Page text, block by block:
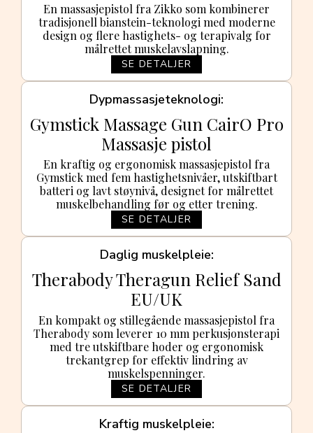
En massasjepistol fra Zikko som kombinerer
tradisjonell bianstein-teknologi med moderne
design og flere hastighets- og terapivalg for
målrettet muskelavslapning.
SE DETALJER
Dypmassasjeteknologi
Gymstick Massage Gun CairO Pro
Massasje pistol
En kraftig og ergonomisk massasjepistol fra
Gymstick med fem hastighetsnivåer, utskiftbart
batteri og lavt støynivå, designet for målrettet
muskelbehandling før og etter trening.
SE DETALJER
Daglig muskelpleie
Therabody Theragun Relief Sand
EU/UK
En kompakt og stillegående massasjepistol fra
Therabody som leverer 10 mm perkusjonsterapi
med tre utskiftbare hoder og ergonomisk
trekantgrep for effektiv lindring av
muskelspenninger.
SE DETALJER
Kraftig muskelpleie